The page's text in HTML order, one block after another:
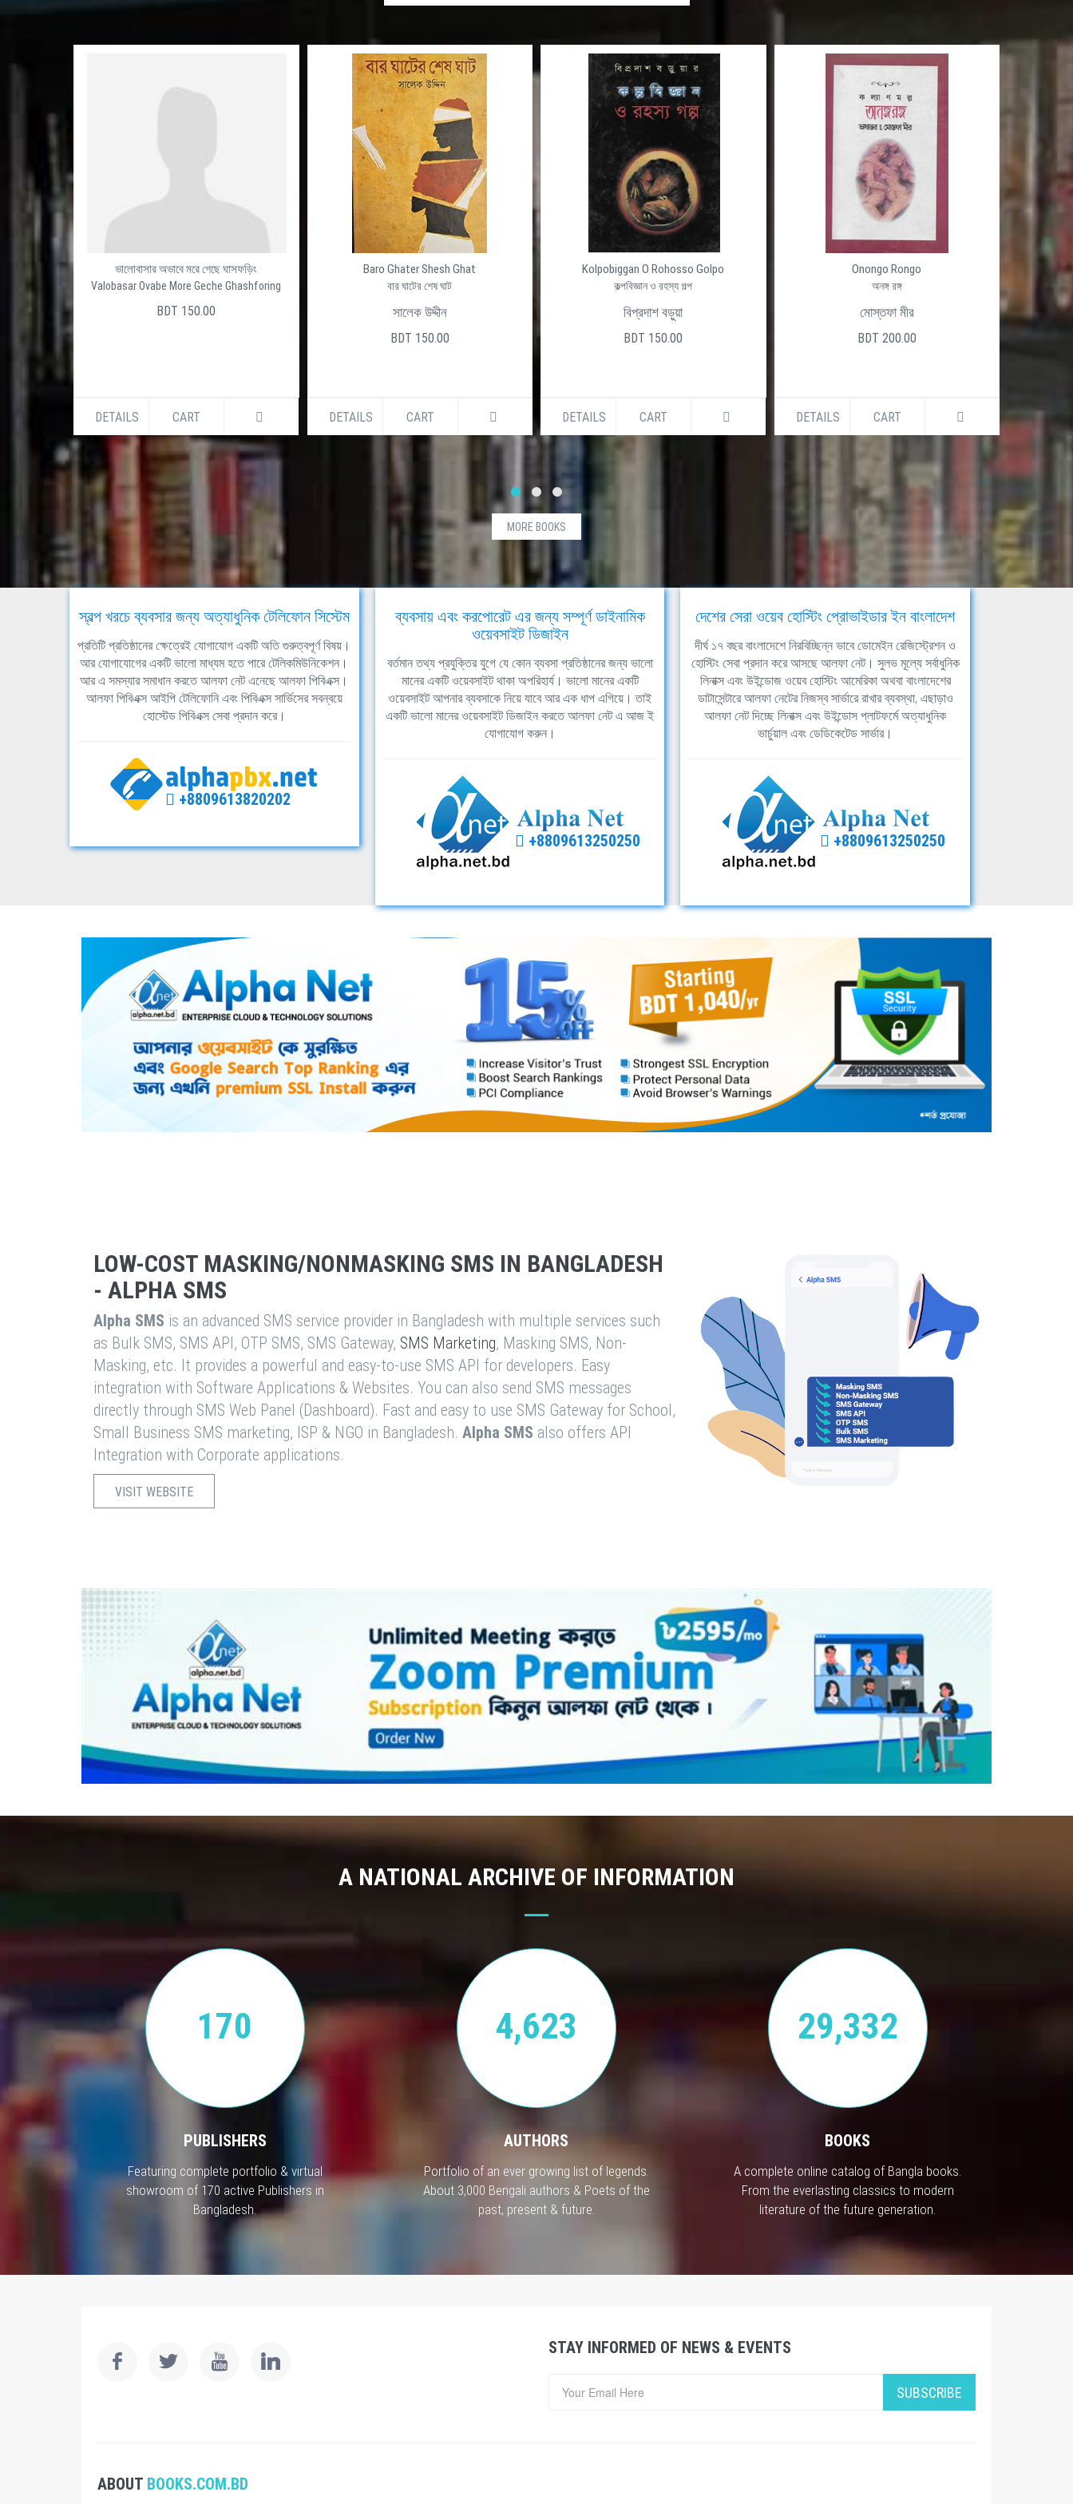
ভালোবাসার অভাবে মরে গেছে ঘাসফড়িং
Valobasar Ovabe More Geche Ghashforing
BDT 150.00
DETAILS CART
Baro Ghater Shesh Ghat
বার ঘাটের শেষ ঘাট
সালেক উদ্দীন
BDT 150.00
DETAILS CART
Kolpobiggan O Rohosso Golpo
কল্পবিজ্ঞান ও রহস্য গল্প
বিপ্রদাশ বড়ুয়া
BDT 150.00
DETAILS CART
Onongo Rongo
অনঙ্গ রঙ্গ
মোস্তফা মীর
BDT 200.00
DETAILS CART
MORE BOOKS
স্বল্প খরচে ব্যবসার জন্য অত্যাধুনিক টেলিফোন সিস্টেম
প্রতিটি প্রতিষ্ঠানের ক্ষেত্রেই যোগাযোগ একটি অতি গুরুত্বপূর্ণ বিষয়।
আর যোগাযোগের একটি ভালো মাধ্যম হতে পারে টেলিকমিউনিকেশন।
আর এ সমস্যার সমাধান করতে আলফা নেট এনেছে আলফা পিবিএক্স।
আলফা পিবিএক্স আইপি টেলিফোনি এবং পিবিএক্স সার্ভিসের সবন্বয়ে
হোস্টেড পিবিএক্স সেবা প্রদান করে।
+8809613820202
ব্যবসায় এবং করপোরেট এর জন্য সম্পূর্ণ ডাইনামিক
ওয়েবসাইট ডিজাইন
বর্তমান তথ্য প্রযুক্তির যুগে যে কোন ব্যবসা প্রতিষ্ঠানের জন্য ভালো
মানের একটি ওয়েবসাইট থাকা অপরিহার্য। ভালো মানের একটি
ওয়েবসাইট আপনার ব্যবসাকে নিয়ে যাবে আর এক ধাপ এগিয়ে। তাই
একটি ভালো মানের ওয়েবসাইট ডিজাইন করতে আলফা নেট এ আজ ই
যোগাযোগ করুন।
+8809613250250
দেশের সেরা ওয়েব হোস্টিং প্রোভাইডার ইন বাংলাদেশ
দীর্ঘ ১৭ বছর বাংলাদেশে নিরবিচ্ছিন্ন ভাবে ডোমেইন রেজিস্ট্রেশন ও
হোস্টিং সেবা প্রদান করে আসছে আলফা নেট। সুলভ মূল্যে সর্বাধুনিক
লিনাক্স এবং উইন্ডোজ ওয়েব হোস্টিং আমেরিকা অথবা বাংলাদেশের
ডাটাসেন্টারে আলফা নেটের নিজস্ব সার্ভারে রাখার ব্যবস্থা, এছাড়াও
আলফা নেট দিচ্ছে লিনাক্স এবং উইন্ডোস প্লাটফর্মে অত্যাধুনিক
ভার্চুয়াল এবং ডেডিকেটেড সার্ভার।
+8809613250250
LOW-COST MASKING/NONMASKING SMS IN BANGLADESH
- ALPHA SMS
Alpha SMS is an advanced SMS service provider in Bangladesh with multiple services such
as Bulk SMS, SMS API, OTP SMS, SMS Gateway, SMS Marketing, Masking SMS, Non-
Masking, etc. It provides a powerful and easy-to-use SMS API for developers. Easy
integration with Software Applications & Websites. You can also send SMS messages
directly through SMS Web Panel (Dashboard). Fast and easy to use SMS Gateway for School,
Small Business SMS marketing, ISP & NGO in Bangladesh. Alpha SMS also offers API
Integration with Corporate applications.
VISIT WEBSITE
A NATIONAL ARCHIVE OF INFORMATION
170
PUBLISHERS
Featuring complete portfolio & virtual
showroom of 170 active Publishers in
Bangladesh.
4,623
AUTHORS
Portfolio of an ever growing list of legends.
About 3,000 Bengali authors & Poets of the
past, present & future.
29,332
BOOKS
A complete online catalog of Bangla books.
From the everlasting classics to modern
literature of the future generation.
STAY INFORMED OF NEWS & EVENTS
SUBSCRIBE
ABOUT BOOKS.COM.BD